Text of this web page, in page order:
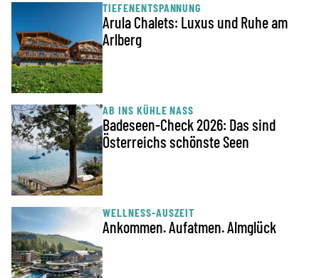
TIEFENENTSPANNUNG
Arula Chalets: Luxus und Ruhe am
Arlberg
AB INS KÜHLE NASS
Badeseen-Check 2026: Das sind
Österreichs schönste Seen
WELLNESS-AUSZEIT
Ankommen. Aufatmen. Almglück